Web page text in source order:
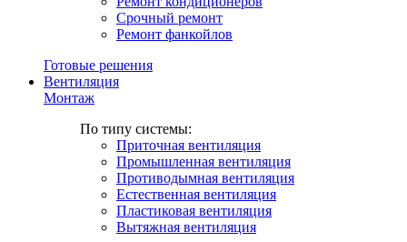
Срочный ремонт
Ремонт фанкойлов
Готовые решения
Вентиляция
Монтаж
По типу системы:
Приточная вентиляция
Промышленная вентиляция
Противодымная вентиляция
Естественная вентиляция
Пластиковая вентиляция
Вытяжная вентиляция